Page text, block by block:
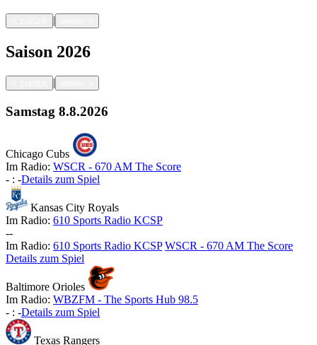
|
Saison 2026
|
Samstag 8.8.2026
Chicago Cubs
Im Radio: WSCR - 670 AM The Score
- : -Details zum Spiel
Kansas City Royals
Im Radio: 610 Sports Radio KCSP
--
Im Radio: 610 Sports Radio KCSP WSCR - 670 AM The Score
Details zum Spiel
Baltimore Orioles
Im Radio: WBZFM - The Sports Hub 98.5
- : -Details zum Spiel
Texas Rangers